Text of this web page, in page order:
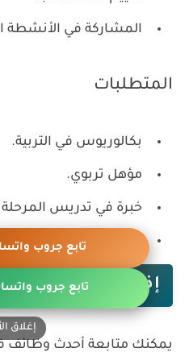
المشاركة في الأنشطة
المتطلبات
بكالوريوس في التربية.
مؤهل تربوي.
خبرة في تدريس المرحلة
مهارات إدارة الصف.
إذا لم تجد الوظيفة
يمكنك متابعة أحدث وظائف
تابع جروب
تابع جروب
إغلاق